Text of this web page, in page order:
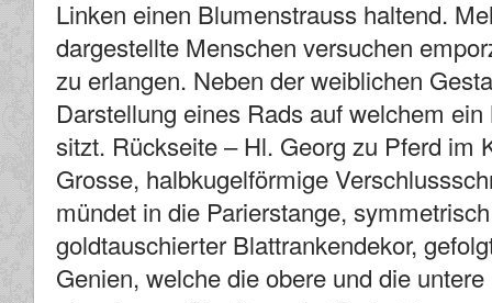
Linken einen Blumenstrauss haltend.
dargestellte Menschen versuchen
zu erlangen. Neben der weiblichen
Darstellung eines Rads auf welchem
sitzt. Rückseite – Hl. Georg zu Pferd im
Grosse, halbkugelförmige
mündet in die Parierstange,
goldtauschierter Blattrankendekor,
Genien, welche die obere und die